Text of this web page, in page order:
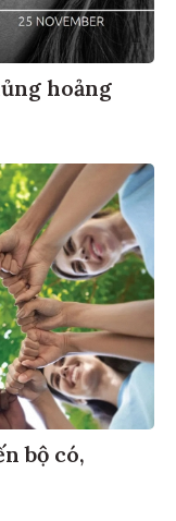
hoảng
bộ có,